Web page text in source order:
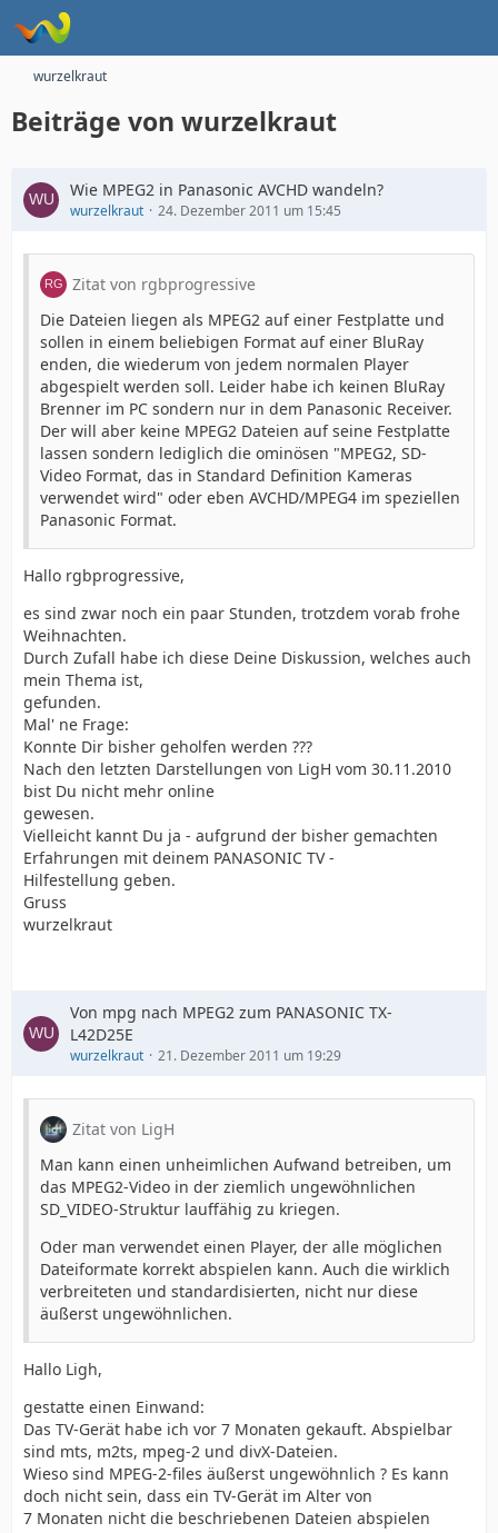
wurzelkraut
Beiträge von wurzelkraut
Wie MPEG2 in Panasonic AVCHD wandeln?
wurzelkraut 24. Dezember 2011 um 15:45
Zitat von rgbprogressive
Die Dateien liegen als MPEG2 auf einer Festplatte und
sollen in einem beliebigen Format auf einer BluRay
enden, die wiederum von jedem normalen Player
abgespielt werden soll. Leider habe ich keinen BluRay
Brenner im PC sondern nur in dem Panasonic Receiver.
Der will aber keine MPEG2 Dateien auf seine Festplatte
lassen sondern lediglich die ominösen "MPEG2, SD-
Video Format, das in Standard Definition Kameras
verwendet wird" oder eben AVCHD/MPEG4 im speziellen
Panasonic Format.
Hallo rgbprogressive,
es sind zwar noch ein paar Stunden, trotzdem vorab frohe
Weihnachten.
Durch Zufall habe ich diese Deine Diskussion, welches auch
mein Thema ist,
gefunden.
Mal' ne Frage:
Konnte Dir bisher geholfen werden ???
Nach den letzten Darstellungen von LigH vom 30.11.2010
bist Du nicht mehr online
gewesen.
Vielleicht kannt Du ja - aufgrund der bisher gemachten
Erfahrungen mit deinem PANASONIC TV -
Hilfestellung geben.
Gruss
wurzelkraut
Von mpg nach MPEG2 zum PANASONIC TX-
L42D25E
wurzelkraut 21. Dezember 2011 um 19:29
Zitat von LigH
Man kann einen unheimlichen Aufwand betreiben, um
das MPEG2-Video in der ziemlich ungewöhnlichen
SD_VIDEO-Struktur lauffähig zu kriegen.
Oder man verwendet einen Player, der alle möglichen
Dateiformate korrekt abspielen kann. Auch die wirklich
verbreiteten und standardisierten, nicht nur diese
äußerst ungewöhnlichen.
Hallo Ligh,
gestatte einen Einwand:
Das TV-Gerät habe ich vor 7 Monaten gekauft. Abspielbar
sind mts, m2ts, mpeg-2 und divX-Dateien.
Wieso sind MPEG-2-files äußerst ungewöhnlich ? Es kann
doch nicht sein, dass ein TV-Gerät im Alter von
7 Monaten nicht die beschriebenen Dateien abspielen